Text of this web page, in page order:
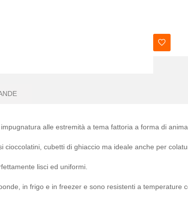
alle estremità a tema fattoria a forma di
cubetti di ghiaccio ma ideale anche per
lisci ed uniformi.
in frigo e in freezer e sono resistenti a temperature